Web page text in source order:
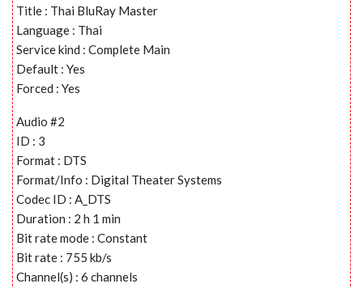
Title : Thai BluRay Master
Language : Thai
Service kind : Complete Main
Default : Yes
Forced : Yes
Audio #2
ID : 3
Format : DTS
Format/Info : Digital Theater Systems
Codec ID : A_DTS
Duration : 2 h 1 min
Bit rate mode : Constant
Bit rate : 755 kb/s
Channel(s) : 6 channels